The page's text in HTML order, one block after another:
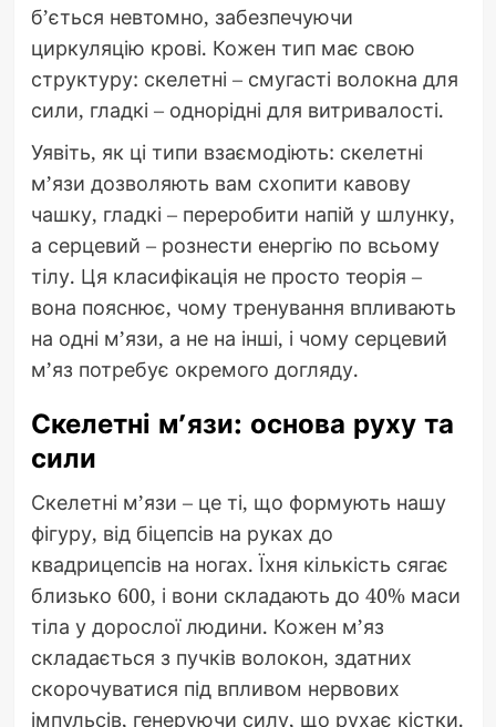
б’ється невтомно, забезпечуючи
циркуляцію крові. Кожен тип має свою
структуру: скелетні – смугасті волокна для
сили, гладкі – однорідні для витривалості.
Уявіть, як ці типи взаємодіють: скелетні
м’язи дозволяють вам схопити кавову
чашку, гладкі – переробити напій у шлунку,
а серцевий – рознести енергію по всьому
тілу. Ця класифікація не просто теорія –
вона пояснює, чому тренування впливають
на одні м’язи, а не на інші, і чому серцевий
м’яз потребує окремого догляду.
Скелетні м’язи: основа руху та
сили
Скелетні м’язи – це ті, що формують нашу
фігуру, від біцепсів на руках до
квадрицепсів на ногах. Їхня кількість сягає
близько 600, і вони складають до 40% маси
тіла у дорослої людини. Кожен м’яз
складається з пучків волокон, здатних
скорочуватися під впливом нервових
імпульсів, генеруючи силу, що рухає кістки.